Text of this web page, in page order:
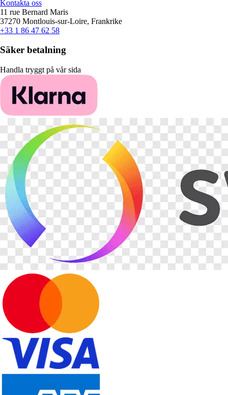
Kontakta oss
11 rue Bernard Maris
37270 Montlouis-sur-Loire, Frankrike
+33 1 86 47 62 58
Säker betalning
Handla tryggt på vår sida